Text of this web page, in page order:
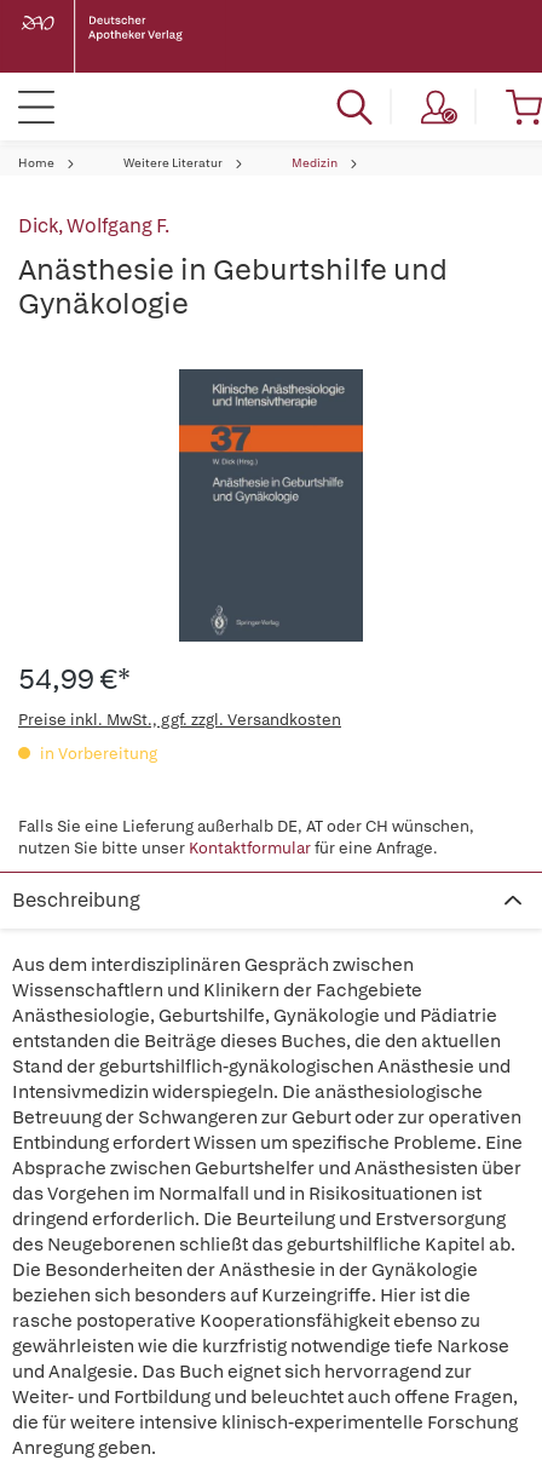
Home Weitere Literatur Medizin
Dick, Wolfgang F.
Anästhesie in Geburtshilfe und
Gynäkologie
54,99 €*
Preise inkl. MwSt., ggf. zzgl. Versandkosten
in Vorbereitung
Falls Sie eine Lieferung außerhalb DE, AT oder CH wünschen,
nutzen Sie bitte unser Kontaktformularfür eine Anfrage.
Beschreibung
Aus dem interdisziplinären Gespräch zwischen
Wissenschaftlern und Klinikern der Fachgebiete
Anästhesiologie, Geburtshilfe, Gynäkologie und Pädiatrie
entstanden die Beiträge dieses Buches, die den aktuellen
Stand der geburtshilflich-gynäkologischen Anästhesie und
Intensivmedizin widerspiegeln. Die anästhesiologische
Betreuung der Schwangeren zur Geburt oder zur operativen
Entbindung erfordert Wissen um spezifische Probleme. Eine
Absprache zwischen Geburtshelfer und Anästhesisten über
das Vorgehen im Normalfall und in Risikosituationen ist
dringend erforderlich. Die Beurteilung und Erstversorgung
des Neugeborenen schließt das geburtshilfliche Kapitel ab.
Die Besonderheiten der Anästhesie in der Gynäkologie
beziehen sich besonders auf Kurzeingriffe. Hier ist die
rasche postoperative Kooperationsfähigkeit ebenso zu
gewährleisten wie die kurzfristig notwendige tiefe Narkose
und Analgesie. Das Buch eignet sich hervorragend zur
Weiter- und Fortbildung und beleuchtet auch offene Fragen,
die für weitere intensive klinisch-experimentelle Forschung
Anregung geben.